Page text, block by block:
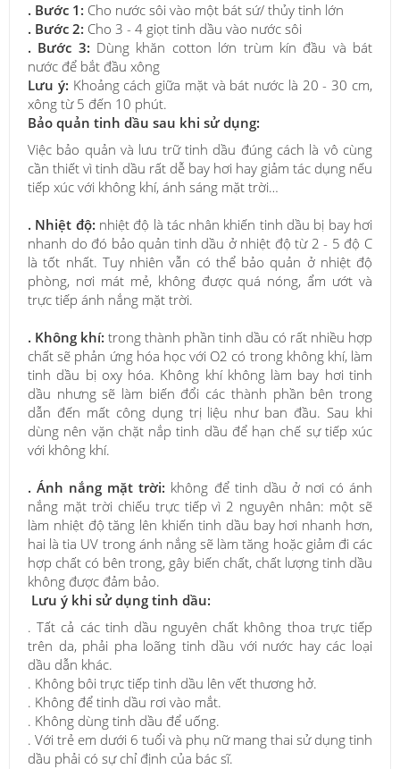
. Bước 1: Cho nước sôi vào một bát sứ/ thủy tinh lớn
. Bước 2: Cho 3 - 4 giọt tinh dầu vào nước sôi
. Bước 3: Dùng khăn cotton lớn trùm kín đầu và bát
nước để bắt đầu xông
Lưu ý: Khoảng cách giữa mặt và bát nước là 20 - 30 cm,
xông từ 5 đến 10 phút.
Bảo quản tinh dầu sau khi sử dụng:
Việc bảo quản và lưu trữ tinh dầu đúng cách là vô cùng
cần thiết vì tinh dầu rất dễ bay hơi hay giảm tác dụng nếu
tiếp xúc với không khí, ánh sáng mặt trời…
. Nhiệt độ: nhiệt độ là tác nhân khiến tinh dầu bị bay hơi
nhanh do đó bảo quản tinh dầu ở nhiệt độ từ 2 - 5 độ C
là tốt nhất. Tuy nhiên vẫn có thể bảo quản ở nhiệt độ
phòng, nơi mát mẻ, không được quá nóng, ẩm ướt và
trực tiếp ánh nắng mặt trời.
. Không khí: trong thành phần tinh dầu có rất nhiều hợp
chất sẽ phản ứng hóa học với O2 có trong không khí, làm
tinh dầu bị oxy hóa. Không khí không làm bay hơi tinh
dầu nhưng sẽ làm biến đổi các thành phần bên trong
dẫn đến mất công dụng trị liệu như ban đầu. Sau khi
dùng nên vặn chặt nắp tinh dầu để hạn chế sự tiếp xúc
với không khí.
. Ánh nắng mặt trời: không để tinh dầu ở nơi có ánh
nắng mặt trời chiếu trực tiếp vì 2 nguyên nhân: một sẽ
làm nhiệt độ tăng lên khiến tinh dầu bay hơi nhanh hơn,
hai là tia UV trong ánh nắng sẽ làm tăng hoặc giảm đi các
hợp chất có bên trong, gây biến chất, chất lượng tinh dầu
không được đảm bảo.
Lưu ý khi sử dụng tinh dầu:
. Tất cả các tinh dầu nguyên chất không thoa trực tiếp
trên da, phải pha loãng tinh dầu với nước hay các loại
dầu dẫn khác.
. Không bôi trực tiếp tinh dầu lên vết thương hở.
. Không để tinh dầu rơi vào mắt.
. Không dùng tinh dầu để uống.
. Với trẻ em dưới 6 tuổi và phụ nữ mang thai sử dụng tinh
dầu phải có sự chỉ định của bác sĩ.